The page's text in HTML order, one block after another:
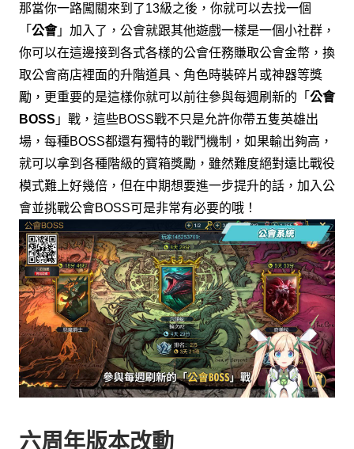
那當你一路闖關來到了13級之後，你就可以去找一個
「 公會」加入了， 公會就跟其他遊戲一樣是一個小社群，
你可以在這邊接到各式各樣的公會任務賺取公會金幣， 換
取公會商店裡面的升階道具、角色時裝碎片或神器等獎
勵， 更重要的是這樣你就可以前往參與每週刷新的「 公會
BOSS 」戰， 這些BOSS戰不只是允許你帶五隻英雄出
場， 每種BOSS都還有獨特的戰鬥機制， 如果輸出夠高，
就可以拿到各種階級的寶箱獎勵， 雖然難度絕對遠比戰役
模式難上好幾倍， 但在中期想要進一步提升的話， 加入公
會並挑戰公會BOSS可是非常有必要的哦！
六周年版本改動